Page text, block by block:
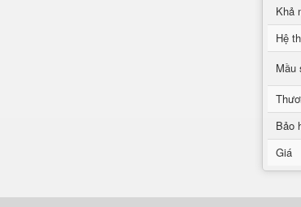
Khả
Hệ
Mầu
Bảo
Giá